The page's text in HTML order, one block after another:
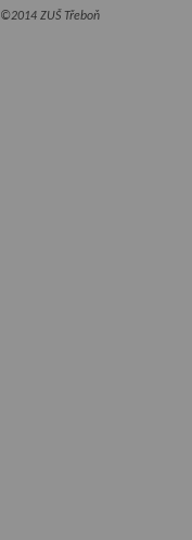
©2014 ZUŠ Třeboň